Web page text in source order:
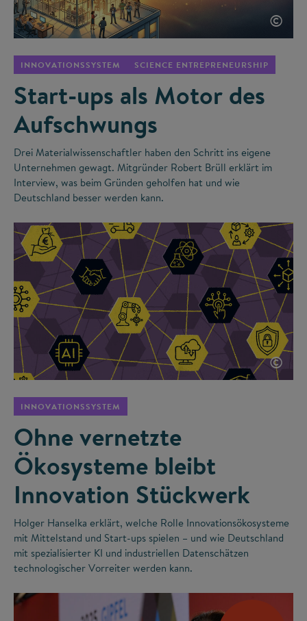
©
INNOVATIONSSYSTEM SCIENCE ENTREPRENEURSHIP
Start-ups als Motor des
Aufschwungs
Drei Materialwissenschaftler haben den Schritt ins eigene
Unternehmen gewagt. Mitgründer Robert Brüll erklärt im
Interview, was beim Gründen geholfen hat und wie
Deutschland besser werden kann.
©
INNOVATIONSSYSTEM
Ohne vernetzte
Ökosysteme bleibt
Innovation Stückwerk
Holger Hanselka erklärt, welche Rolle Innovationsökosysteme
mit Mittelstand und Start-ups spielen – und wie Deutschland
mit spezialisierter KI und industriellen Datenschätzen
technologischer Vorreiter werden kann.